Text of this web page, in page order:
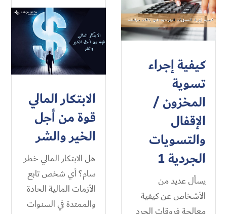
كيفية إجراء
تسوية
المخزون /
الإقفال
والتسويات
الجردية 1
يسأل عديد من
الأشخاص عن كيفية
الابتكار المالي
قوة من أجل
الخير والشر
هل الابتكار المالي خطر
سام؟ أي شخص تابع
الأزمات المالية الحادة
والممتدة في السنوات